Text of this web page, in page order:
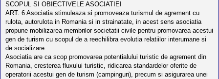
SCOPUL SI OBIECTIVELE ASOCIATIEI
ART. 6 Asociatia stimuleaza si promoveaza turismul de agrement cu
rulota, autorulota in Romania si in strainatate, in acest sens asociatia
propune mobilizarea membrilor societatii civile pentru promovarea acestui
gen de turism cu scopul de a reechilibra evolutia relatiilor interumane si
de socializare.
Asociatia are ca scop promovarea potentialului turistic de agrement din
Romania, cresterea fluxului turistic, ridicarea standardelor oferite de
operatorii acestui gen de turism (campinguri), precum si asigurarea unei